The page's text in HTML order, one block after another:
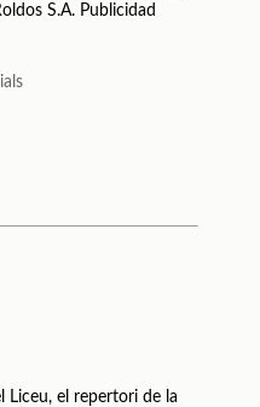
S.A. Publicidad
Liceu, el repertori de la